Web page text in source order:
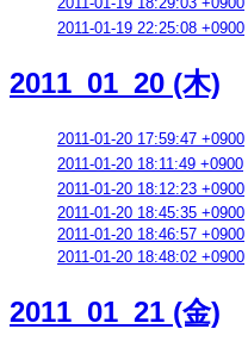
2011-01-19 22:25:08 +0900
2011_01_20 (木)
2011-01-20 17:59:47 +0900
2011-01-20 18:11:49 +0900
2011-01-20 18:12:23 +0900
2011-01-20 18:45:35 +0900
2011-01-20 18:46:57 +0900
2011-01-20 18:48:02 +0900
2011_01_21 (金)